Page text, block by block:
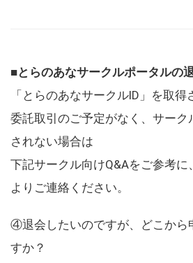
■とらのあなサークルポータルの
「とらのあなサークルID」を取
委託取引のご予定がなく、サーク
されない場合は
下記サークル向けQ&Aをご参考に
よりご連絡ください。
④退会したいのですが、どこから
すか？